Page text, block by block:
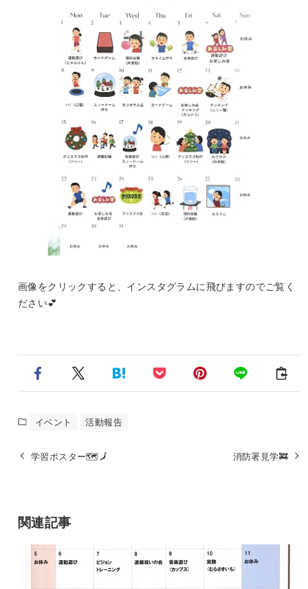
画像をクリックすると、インスタグラムに飛びますのでご覧く
ださい💕
イベント 活動報告
学習ポスター🗺️🗾 消防署見学🚒
関連記事